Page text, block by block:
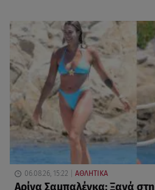
06.08.26, 15:22 ΑΘΛΗΤΙΚΑ